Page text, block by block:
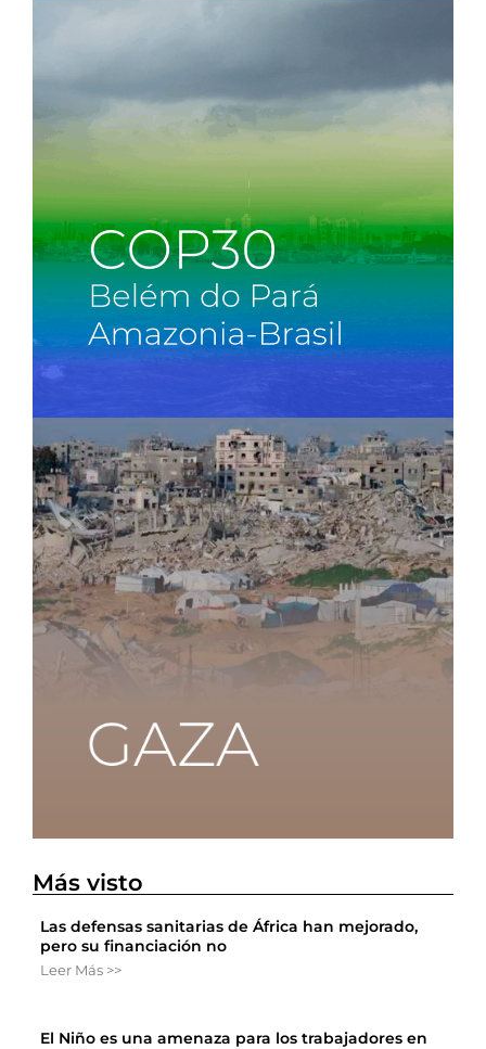
Más visto
Las defensas sanitarias de África han mejorado,
pero su financiación no
Leer Más >>
El Niño es una amenaza para los trabajadores en